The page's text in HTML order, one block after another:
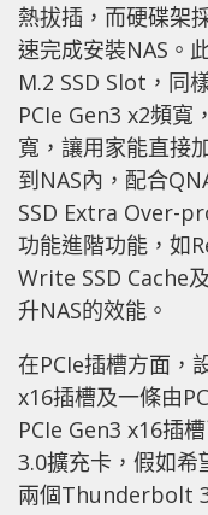
熱拔插，而硬碟架
速完成安裝NAS。
M.2 SSD Slot，同
PCIe Gen3 x2頻寬
寬，讓用家能直接
到NAS內，配合
SSD Extra Over-
功能進階功能，如
Write SSD Cache
升NAS的效能。
在PCIe插槽方面，
x16插槽及一條由
PCIe Gen3 x16插
3.0擴充卡，假如希
兩個Thunderbolt